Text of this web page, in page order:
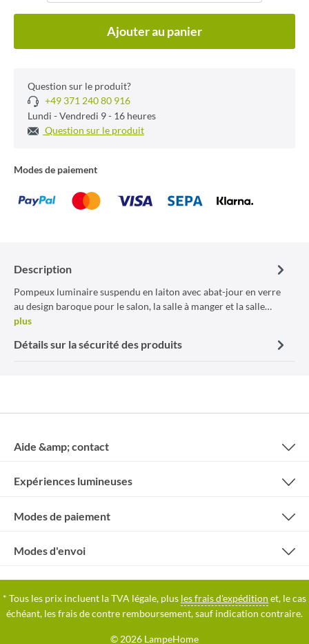
Ajouter au panier
Question sur le produit?
+49 371 240 80 916
Lundi - Vendredi 9 - 16 heures
Question sur le produit
Modes de paiement
Description
Pompeux luminaire suspendu en laiton avec abat-jour en verre
au design baroque pour le salon, la salle à manger et la salle…
plus
Détails sur la sécurité des produits
Aide &amp; contact
Expériences lumineuses
Modes de paiement
Modes d'envoi
* Tous les prix incluent la TVA légale, plus les frais d'expédition et, le cas
échéant, les frais de contre remboursement, sauf indication contraire.
© 2026 LampeHome